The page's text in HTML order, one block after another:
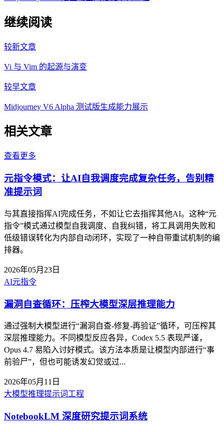
继续阅读
较新文章
Vi 与 Vim 的起源与演变
较早文章
Midjourney V6 Alpha 测试版生成能力展示
相关文章
查看更多
元指令模式：让AI自我调度完成复杂任务，告别精
准提示词
与其直接指挥AI完成任务，不如让它去指挥其他AI。这种“元
指令”模式通过模型自我调度、自我纠错，将工具调用失败和
低级错误转化为内部自动闭环，实现了一种自带重试机制的编
排器。
2026年05月23日
AI元指令
漏洞自查循环：压榨大模型深层推理能力
通过强制大模型进行“漏洞自查-修复-再验证”循环，可压榨其
深层推理能力。不同模型反应各异，Codex 5.5 表现严谨，
Opus 4.7 易陷入讨好模式。该方法本质是让模型内部进行“事
前验尸”，但也可能诱发幻觉或过...
2026年05月11日
大模型推理提示词工程
NotebookLM 深度研究提示词系统